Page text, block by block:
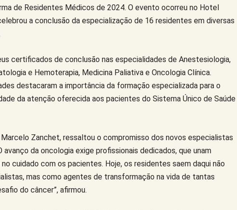
de Residentes Médicos de 2024. O evento ocorreu no Hotel
a conclusão da especialização de 16 residentes em diversas
certificados de conclusão nas especialidades de Anestesiologia,
e Hemoterapia, Medicina Paliativa e Oncologia Clínica.
destacaram a importância da formação especializada para o
da atenção oferecida aos pacientes do Sistema Único de Saúde
Marcelo Zanchet, ressaltou o compromisso dos novos especialistas
avanço da oncologia exige profissionais dedicados, que unam
cuidado com os pacientes. Hoje, os residentes saem daqui não
mas como agentes de transformação na vida de tantas
do câncer”, afirmou.